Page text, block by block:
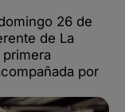
26 de
de La
por